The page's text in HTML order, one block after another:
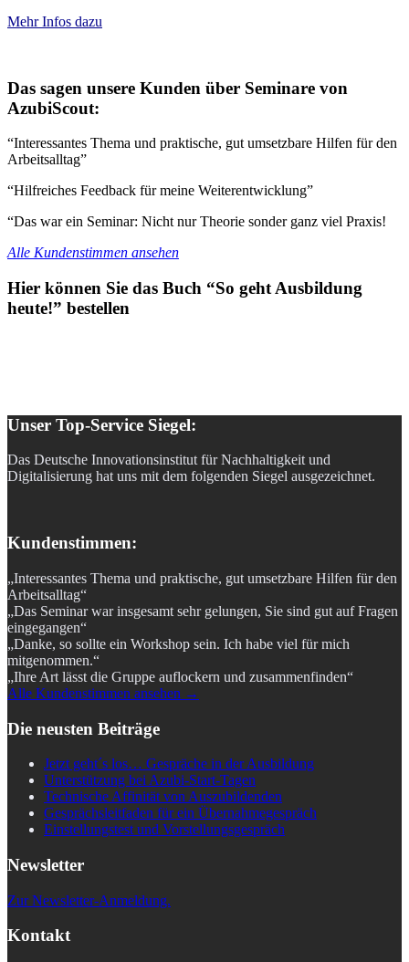
Mehr Infos dazu
Das sagen unsere Kunden über Seminare von
AzubiScout:
“Interessantes Thema und praktische, gut umsetzbare Hilfen für den
Arbeitsalltag”
“Hilfreiches Feedback für meine Weiterentwicklung”
“Das war ein Seminar: Nicht nur Theorie sonder ganz viel Praxis!
Alle Kundenstimmen ansehen
Hier können Sie das Buch “So geht Ausbildung
heute!” bestellen
Unser Top-Service Siegel:
Das Deutsche Innovationsinstitut für Nachhaltigkeit und
Digitalisierung hat uns mit dem folgenden Siegel ausgezeichnet.
Kundenstimmen:
„Interessantes Thema und praktische, gut umsetzbare Hilfen für den
Arbeitsalltag“
„Das Seminar war insgesamt sehr gelungen, Sie sind gut auf Fragen
eingegangen“
„Danke, so sollte ein Workshop sein. Ich habe viel für mich
mitgenommen.“
„Ihre Art lässt die Gruppe auflockern und zusammenfinden“
Alle Kundenstimmen ansehen →
Die neusten Beiträge
Jetzt geht´s los… Gespräche in der Ausbildung
Unterstützung bei Azubi-Start-Tagen
Technische Affinität von Auszubildenden
Gesprächsleitfaden für ein Übernahmegespräch
Einstellungstest und Vorstellungsgespräch
Newsletter
Zur Newsletter-Anmeldung.
Kontakt